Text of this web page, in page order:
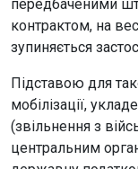
передбаченими
контрактом, на
зупиняється
Підставою для
мобілізації,
(звільнення з
центральним